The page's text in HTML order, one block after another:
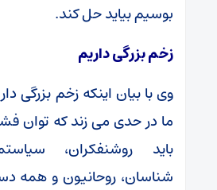
بوسیم بیاید حل کند.
زخم بزرگی داریم
وی با بیان اینکه زخم بزرگی
ما در حدی می زند که توان
باید روشنفکران،
شناسان، روحانیون و